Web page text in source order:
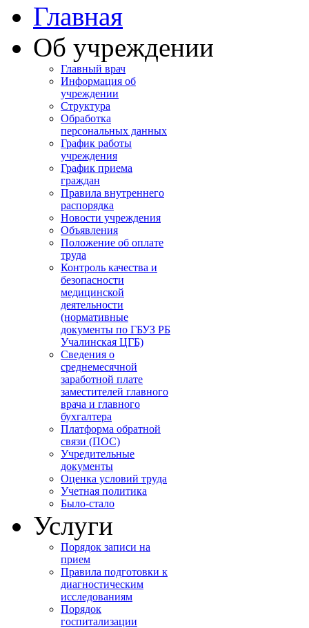
Главная
Об учреждении
Главный врач
Информация об
учреждении
Структура
Обработка
персональных данных
График работы
учреждения
График приема
граждан
Правила внутреннего
распорядка
Новости учреждения
Объявления
Положение об оплате
труда
Контроль качества и
безопасности
медицинской
деятельности
(нормативные
документы по ГБУЗ РБ
Учалинская ЦГБ)
Сведения о
среднемесячной
заработной плате
заместителей главного
врача и главного
бухгалтера
Платформа обратной
связи (ПОС)
Учредительные
документы
Оценка условий труда
Учетная политика
Было-стало
Услуги
Порядок записи на
прием
Правила подготовки к
диагностическим
исследованиям
Порядок
госпитализации